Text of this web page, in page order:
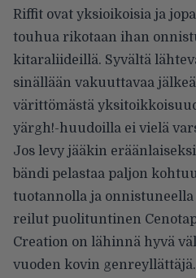
Riffit ovat yksioikoisia ja
touhua rikotaan ihan
kitaraliideillä. Syvältä
sinällään vakuuttavaa
värittömästä
yärgh!-huudoilla ei vielä
Jos levy jääkin
bändi pelastaa paljon
tuotannolla ja
reilut puolituntinen
Creation on lähinnä hyvä
vuoden kovin genreyllättäjä.